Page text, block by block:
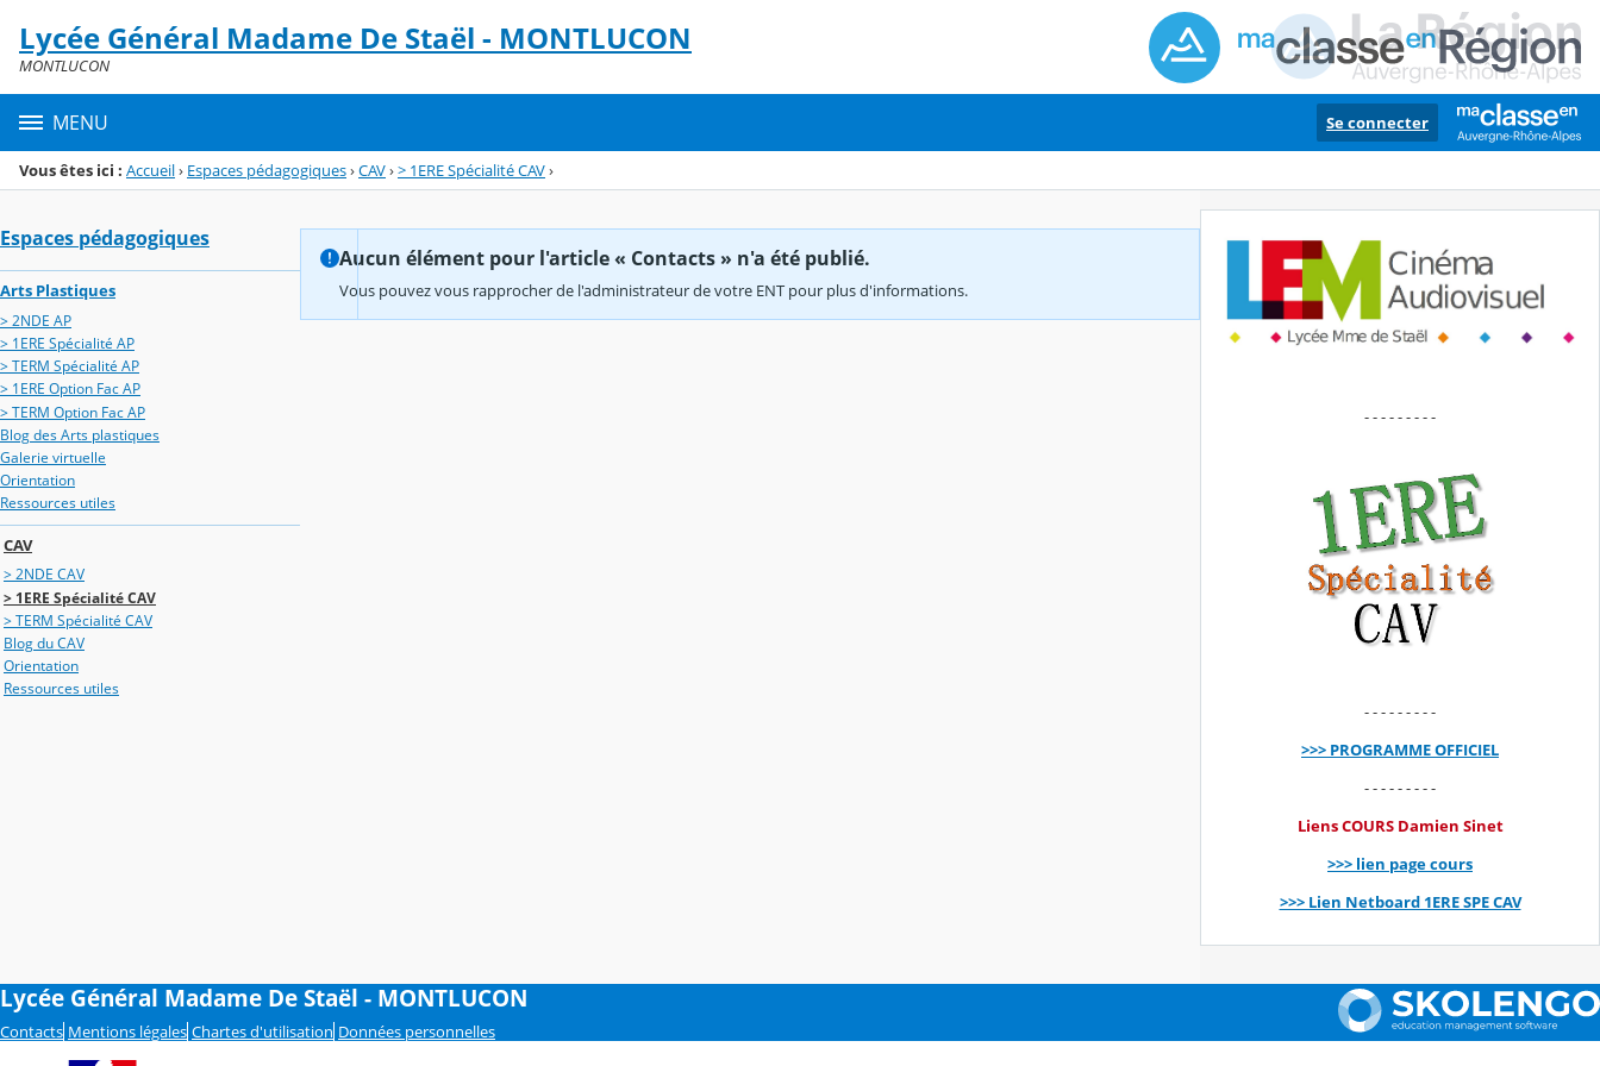
Menu de la rubrique
Contenu
Lycée Général Madame De Staël - MONTLUCON
MONTLUCON
MENU Se connecter
Vous êtes ici : Accueil› Espaces pédagogiques›CAV›> 1ERE Spécialité CAV›
Espaces pédagogiques
Arts Plastiques
> 2NDE AP
> 1ERE Spécialité AP
> TERM Spécialité AP
> 1ERE Option Fac AP
> TERM Option Fac AP
Blog des Arts plastiques
Galerie virtuelle
Orientation
Ressources utiles
CAV
> 2NDE CAV
> 1ERE Spécialité CAV
> TERM Spécialité CAV
Blog du CAV
Orientation
Ressources utiles
Aucun élément pour l'article « Contacts » n'a été publié.
Vous pouvez vous rapprocher de l'administrateur de votre ENT pour plus d'informations.
- - - - - - - - -
- - - - - - - - -
>>> PROGRAMME OFFICIEL
- - - - - - - - -
Liens COURS Damien Sinet
>>> lien page cours
>>> Lien Netboard 1ERE SPE CAV
Lycée Général Madame De Staël - MONTLUCON
Contacts Mentions légales Chartes d'utilisation Données personnelles